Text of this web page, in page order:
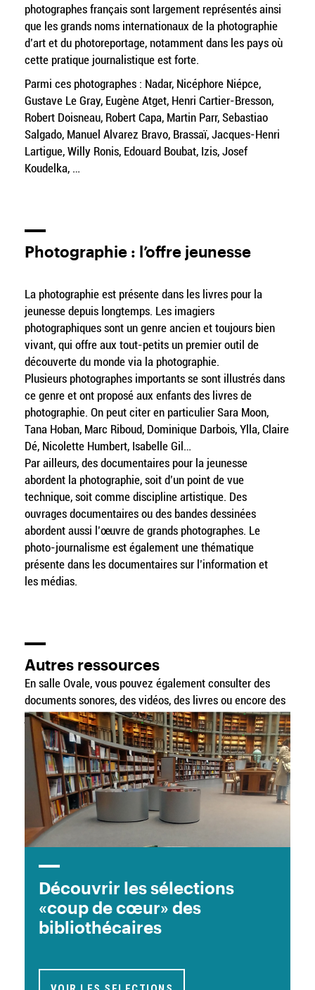
photographes français sont largement représentés ainsi
que les grands noms internationaux de la photographie
d’art et du photoreportage, notamment dans les pays où
cette pratique journalistique est forte.
Parmi ces photographes : Nadar, Nicéphore Niépce,
Gustave Le Gray, Eugène Atget, Henri Cartier-Bresson,
Robert Doisneau, Robert Capa, Martin Parr, Sebastiao
Salgado, Manuel Alvarez Bravo, Brassaï, Jacques-Henri
Lartigue, Willy Ronis, Edouard Boubat, Izis, Josef
Koudelka, …
Photographie : l’offre jeunesse
La photographie est présente dans les livres pour la
jeunesse depuis longtemps. Les imagiers
photographiques sont un genre ancien et toujours bien
vivant, qui offre aux tout-petits un premier outil de
découverte du monde via la photographie.
Plusieurs photographes importants se sont illustrés dans
ce genre et ont proposé aux enfants des livres de
photographie. On peut citer en particulier Sara Moon,
Tana Hoban, Marc Riboud, Dominique Darbois, Ylla, Claire
Dé, Nicolette Humbert, Isabelle Gil…
Par ailleurs, des documentaires pour la jeunesse
abordent la photographie, soit d’un point de vue
technique, soit comme discipline artistique. Des
ouvrages documentaires ou des bandes dessinées
abordent aussi l’œuvre de grands photographes. Le
photo-journalisme est également une thématique
présente dans les documentaires sur l’information et
les médias.
Autres ressources
En salle Ovale, vous pouvez également consulter des
documents sonores, des vidéos, des livres ou encore des
jeux vidéos en libre accès. Des dispositifs complètent les
collections disponibles et permettent d’approfondir
vos connaissances.
EN SAVOIR PLUS
Découvrir les sélections
«coup de cœur» des
bibliothécaires